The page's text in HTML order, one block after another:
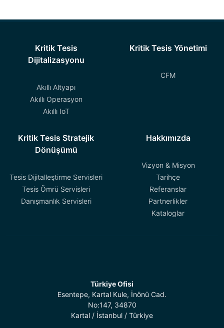
Kritik Tesis
Dijitalizasyonu
Akıllı Altyapı
Akıllı Operasyon
Akıllı IoT
Kritik Tesis Yönetimi
CFM
Kritik Tesis Stratejik
Dönüşümü
Tesis Dijitalleştirme Servisleri
Tesis Ömrü Servisleri
Danışmanlık Servisleri
Hakkımızda
Vizyon & Misyon
Tarihçe
Referanslar
Partnerlikler
Kataloglar
Türkiye Ofisi
Esentepe, Kartal Kule, İnönü Cad.
No:147, 34870
Kartal / İstanbul / Türkiye